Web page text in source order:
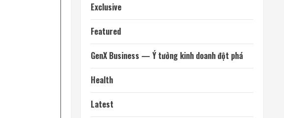
Exclusive
Featured
GenX Business — Ý tưởng kinh doanh đột phá
Health
Latest